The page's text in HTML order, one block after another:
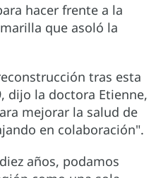
hacer frente a la
que asoló la
tras esta
dijo la doctora Etienne,
mejorar la salud de
en colaboración".
años, podamos